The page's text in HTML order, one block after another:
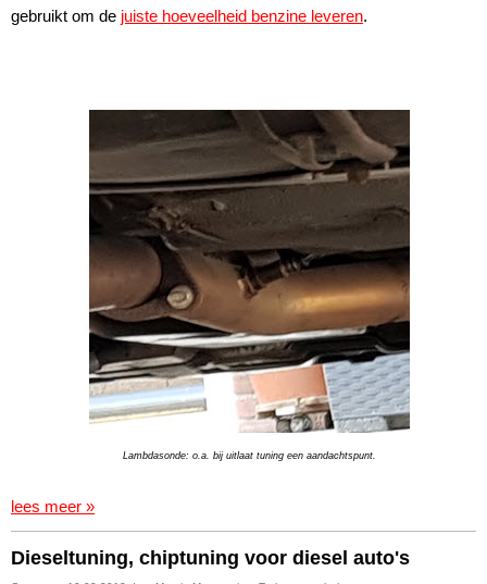
gebruikt om de juiste hoeveelheid benzine leveren.
Lambdasonde: o.a. bij uitlaat tuning een aandachtspunt.
lees meer »
Dieseltuning, chiptuning voor diesel auto's